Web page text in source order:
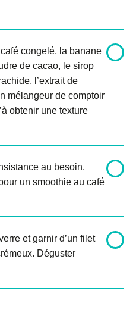
congelé, la banane
de cacao, le sirop
l’extrait de
mélangeur de comptoir
obtenir une texture
au besoin.
un smoothie au café
et garnir d’un filet
Déguster